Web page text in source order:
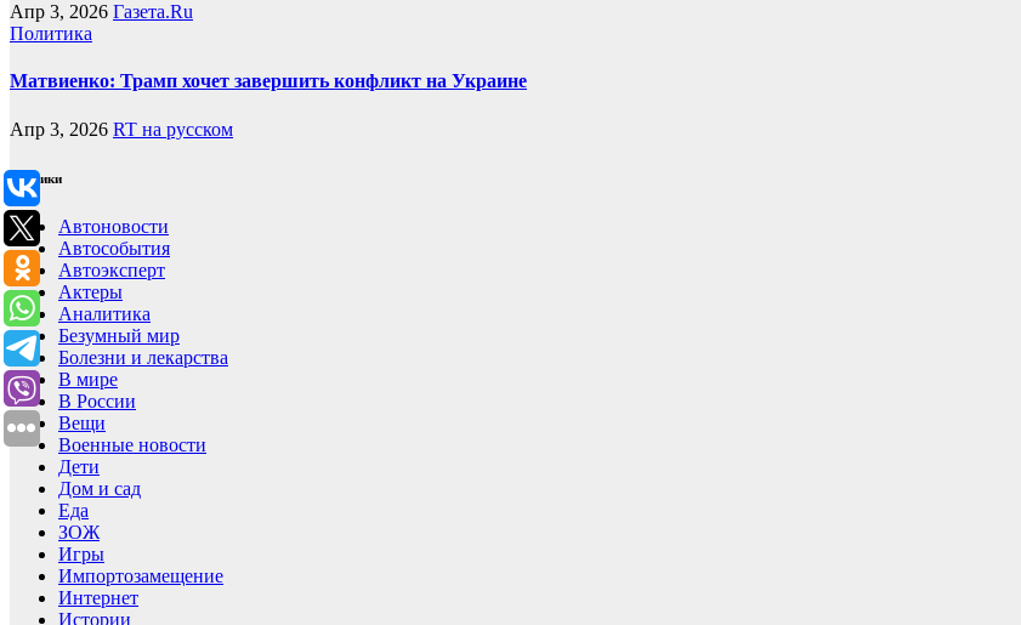
Апр 3, 2026 Газета.Ru
Политика
Матвиенко: Трамп хочет завершить конфликт на Украине
Апр 3, 2026 RT на русском
Рубрики
Автоновости
Автособытия
Автоэксперт
Актеры
Аналитика
Безумный мир
Болезни и лекарства
В мире
В России
Вещи
Военные новости
Дети
Дом и сад
Еда
ЗОЖ
Игры
Импортозамещение
Интернет
Истории